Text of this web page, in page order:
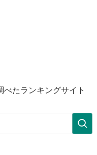
たランキングサイト